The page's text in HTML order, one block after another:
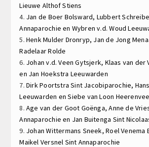
Lieuwe AlthofStiens
4. Jan de Boer Bolsward, Lubbert
Annaparochie en Wybren v.d. Woud
5.Henk Mulder Dronryp, Jan de Jong
RadelaarRolde
6. Johan v.d. VeenGytsjerk, Klaas van der
en Jan Hoekstra Leeuwarden
7.Dirk PoortstraSint Jacobiparochie,
Leeuwarden enSiebe van Loon
8.Age van der Goot Goënga,Anne de
Annaparochie en Jan Buitenga Sint
9. Johan Wittermans Sneek,Roel Venema
Maikel Versnel Sint Annaparochie